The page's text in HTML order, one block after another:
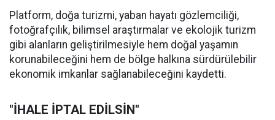
Platform, doğa turizmi, yaban hayatı gözlemciliği,
fotoğrafçılık, bilimsel araştırmalar ve ekolojik turizm
gibi alanların geliştirilmesiyle hem doğal yaşamın
korunabileceğini hem de bölge halkına sürdürülebilir
ekonomik imkanlar sağlanabileceğini kaydetti.
"İHALE İPTAL EDİLSİN"